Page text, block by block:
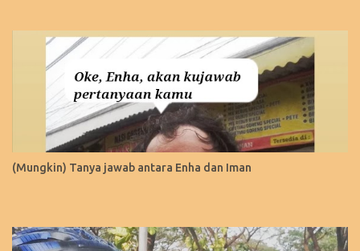
(Mungkin) Tanya jawab antara Enha dan Iman